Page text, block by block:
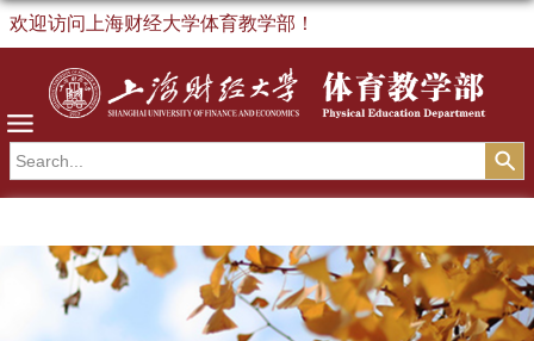
欢迎访问上海财经大学体育教学部！